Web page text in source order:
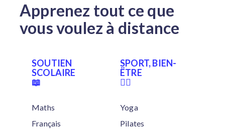
Apprenez tout ce que
vous voulez à distance
SOUTIEN
SCOLAIRE
📖
Maths
Français
SPORT, BIEN-
ËTRE
🏋‍♂
Yoga
Pilates